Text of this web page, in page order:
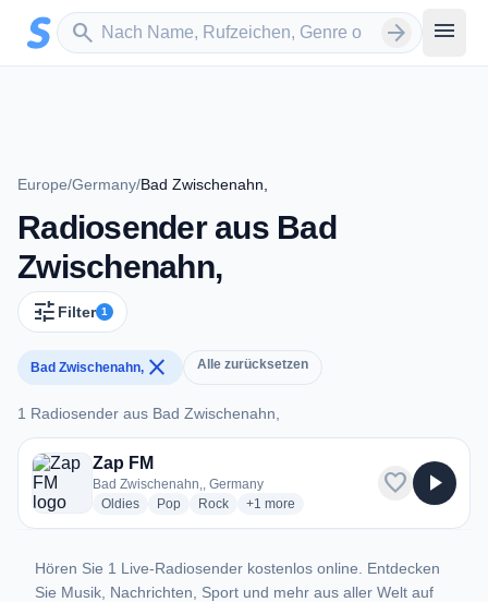
Zum Hauptinhalt springen
search
Sender suchen arrow_forward menu
Europe/Germany/Bad Zwischenahn,
Radiosender aus Bad
Zwischenahn,
tune Filter 1
Bad Zwischenahn, close Alle zurücksetzen
1 Radiosender aus Bad Zwischenahn,
1 Radiosender aus Bad Zwischenahn,
Zap FM
Bad Zwischenahn,, Germany
Oldiesradio stations
Popradio stations
Rockradio stations
+1 more genres for Zap FM
more
favorite play_arrow
Hören Sie 1 Live-Radiosender kostenlos online. Entdecken
Sie Musik, Nachrichten, Sport und mehr aus aller Welt auf